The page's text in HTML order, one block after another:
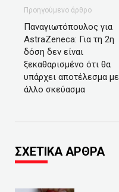
Προηγούμενο άρθρο
Παναγιωτόπουλος για
AstraZeneca: Για τη 2η
δόση δεν είναι
ξεκαθαρισμένο ότι θα
υπάρχει αποτέλεσμα με
άλλο σκεύασμα
ΣΧΕΤΙΚΑ ΑΡΘΡΑ